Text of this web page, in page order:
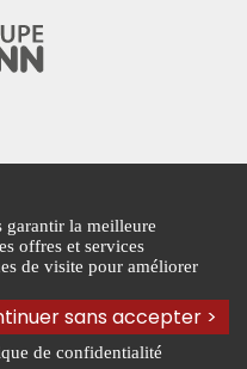
garantir la meilleure
offres et services
de visite pour améliorer
sans accepter >
de confidentialité